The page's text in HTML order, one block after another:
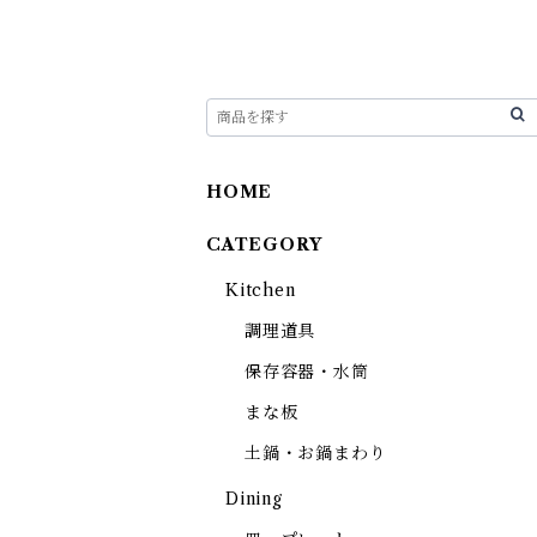
HOME
CATEGORY
Kitchen
調理道具
保存容器・水筒
まな板
土鍋・お鍋まわり
Dining